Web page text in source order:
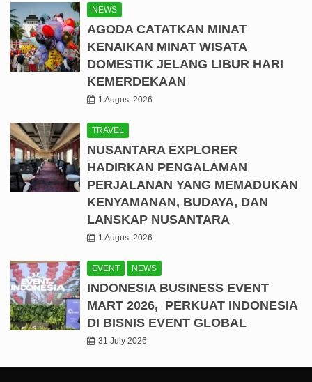
NEWS
AGODA CATATKAN MINAT
KENAIKAN MINAT WISATA
DOMESTIK JELANG LIBUR HARI
KEMERDEKAAN
1 August 2026
TRAVEL
NUSANTARA EXPLORER
HADIRKAN PENGALAMAN
PERJALANAN YANG MEMADUKAN
KENYAMANAN, BUDAYA, DAN
LANSKAP NUSANTARA
1 August 2026
EVENT NEWS
INDONESIA BUSINESS EVENT
MART 2026, PERKUAT INDONESIA
DI BISNIS EVENT GLOBAL
31 July 2026